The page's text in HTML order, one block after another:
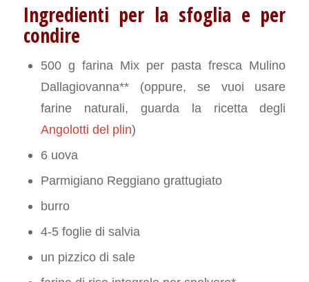
Ingredienti per la sfoglia e per
condire
500 g farina Mix per pasta fresca Mulino
Dallagiovanna** (oppure, se vuoi usare
farine naturali, guarda la ricetta degli
Angolotti del plin)
6 uova
Parmigiano Reggiano grattugiato
burro
4-5 foglie di salvia
un pizzico di sale